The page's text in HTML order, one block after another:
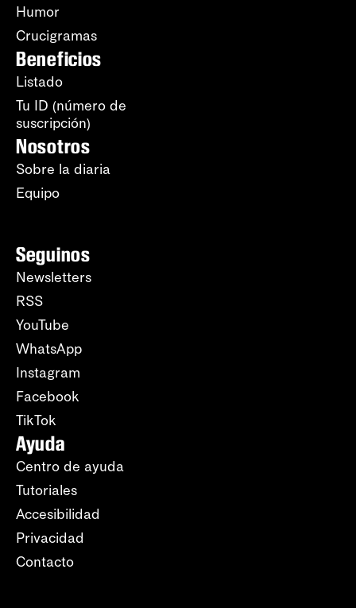
Humor
Crucigramas
Beneficios
Listado
Tu ID (número de
suscripción)
Nosotros
Sobre la diaria
Equipo
Seguinos
Newsletters
RSS
YouTube
WhatsApp
Instagram
Facebook
TikTok
Ayuda
Centro de ayuda
Tutoriales
Accesibilidad
Privacidad
Contacto